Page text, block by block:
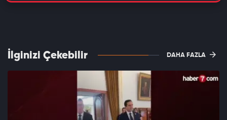
İlginizi Çekebilir DAHA FAZLA